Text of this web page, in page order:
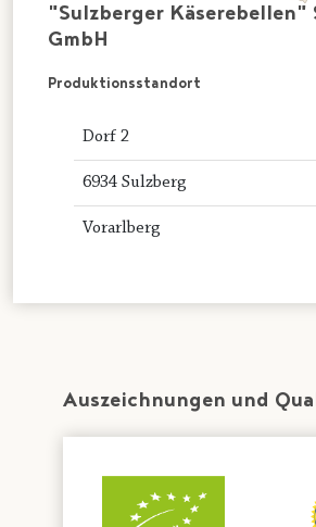
"Sulzberger Käserebellen"
GmbH
Produktionsstandort
Dorf 2
6934 Sulzberg
Vorarlberg
Auszeichnungen und